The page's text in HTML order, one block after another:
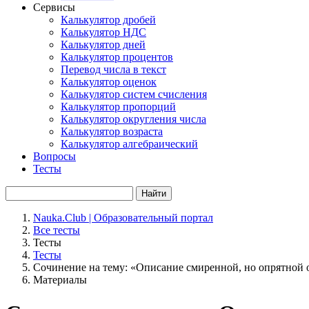
Сервисы
Калькулятор дробей
Калькулятор НДС
Калькулятор дней
Калькулятор процентов
Перевод числа в текст
Калькулятор оценок
Калькулятор систем счисления
Калькулятор пропорций
Калькулятор округления числа
Калькулятор возраста
Калькулятор алгебраический
Вопросы
Тесты
Найти
Nauka.Club | Образовательный портал
Все тесты
Тесты
Тесты
Сочинение на тему: «Описание смиренной, но опрятной
Материалы